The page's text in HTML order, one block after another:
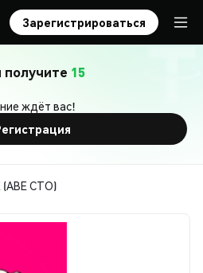
Зарегистрироваться
получите 15
ждёт вас!
(ABE CTO)